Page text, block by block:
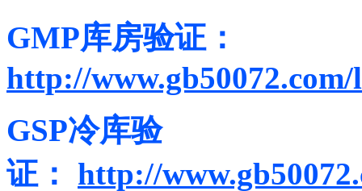
GMP库房验证：
http://
GSP冷库验
证： http://